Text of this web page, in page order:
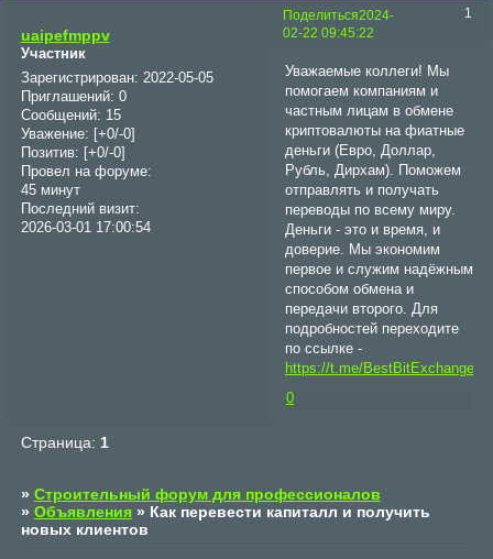
Поделиться 1
2024-
02-22 09:45:22
uaipefmppv
Участник
Зарегистрирован: 2022-05-05
Приглашений: 0
Сообщений: 15
Уважение:
[+0/-0]
Позитив:
[+0/-0]
Провел на форуме:
45 минут
Последний визит:
2026-03-01 17:00:54
Уважаемые коллеги! Мы
помогаем компаниям и
частным лицам в обмене
криптовалюты на фиатные
деньги (Евро, Доллар,
Рубль, Дирхам). Поможем
отправлять и получать
переводы по всему миру.
Деньги - это и время, и
доверие. Мы экономим
первое и служим надёжным
способом обмена и
передачи второго. Для
подробностей переходите
по ссылке -
https://t.me/
0
Страница: 1
» Строительный форум для профессионалов
» Объявления » Как перевести капиталл и получить
новых клиентов